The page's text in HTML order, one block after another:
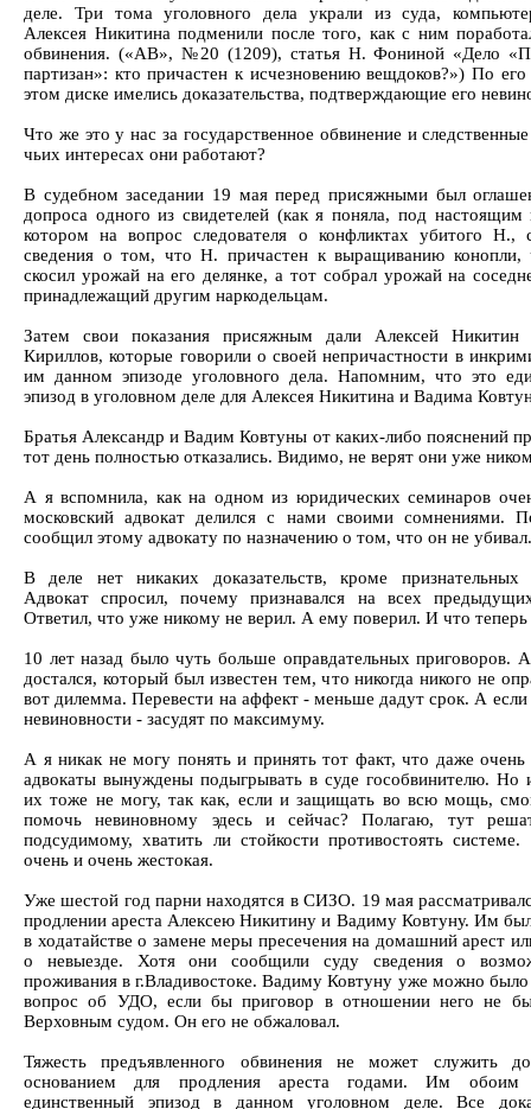
деле. Три тома уголовного дела украли из суда,
Алексея Никитина подменили после того, как с ним
обвинения. («АВ», №20 (1209), статья Н. Фониной «Дело
партизан»: кто причастен к исчезновению вещдоков?») По
этом диске имелись доказательства, подтверждающие его
Что же это у нас за государственное обвинение и
чьих интересах они работают?
В судебном заседании 19 мая перед присяжными был
допроса одного из свидетелей (как я поняла, под
котором на вопрос следователя о конфликтах убитого Н.,
сведения о том, что Н. причастен к выращиванию конопли,
скосил урожай на его делянке, а тот собрал урожай на
принадлежащий другим наркодельцам.
Затем свои показания присяжным дали Алексей
Кириллов, которые говорили о своей непричастности в
им данном эпизоде уголовного дела. Напомним, что это
эпизод в уголовном деле для Алексея Никитина и Вадима
Братья Александр и Вадим Ковтуны от каких-либо пояснений
тот день полностью отказались. Видимо, не верят они уже
А я вспомнила, как на одном из юридических семинаров
московский адвокат делился с нами своими сомнениями.
сообщил этому адвокату по назначению о том, что он не убивал.
В деле нет никаких доказательств, кроме признательных
Адвокат спросил, почему признавался на всех
Ответил, что уже никому не верил. А ему поверил. И что теперь
10 лет назад было чуть больше оправдательных приговоров.
достался, который был известен тем, что никогда никого не
вот дилемма. Перевести на аффект - меньше дадут срок. А если
невиновности - засудят по максимуму.
А я никак не могу понять и принять тот факт, что даже очень
адвокаты вынуждены подыгрывать в суде гособвинителю. Но
их тоже не могу, так как, если и защищать во всю мощь,
помочь невиновному эдесь и сейчас? Полагаю, тут
подсудимому, хватить ли стойкости противостоять
очень и очень жестокая.
Уже шестой год парни находятся в СИЗО. 19 мая
продлении ареста Алексею Никитину и Вадиму Ковтуну. Им
в ходатайстве о замене меры пресечения на домашний арест
о невыезде. Хотя они сообщили суду сведения о
проживания в г.Владивостоке. Вадиму Ковтуну уже можно
вопрос об УДО, если бы приговор в отношении него не
Верховным судом. Он его не обжаловал.
Тяжесть предъявленного обвинения не может служить
основанием для продления ареста годами. Им обоим
единственный эпизод в данном уголовном деле. Все